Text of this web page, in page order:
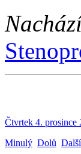
Čtvrtek 4. prosince
Minulý Dolů Další